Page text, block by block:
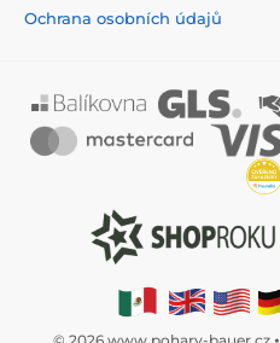
Ochrana osobních údajů